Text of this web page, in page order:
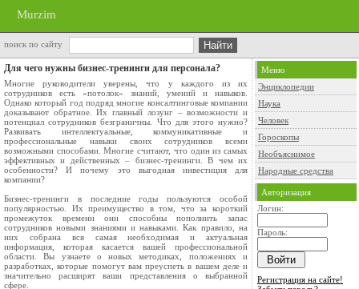
Murzim
поиск по сайту
Для чего нужны бизнес-тренинги для персонала?
Многие руководители уверены, что у каждого из их
сотрудников есть «потолок» знаний, умений и навыков.
Однако который год подряд многие консалтинговые компании
доказывают обратное. Их главный лозунг – возможности и
потенциал сотрудников безграничны. Что для этого нужно?
Развивать интеллектуальные, коммуникативные и
профессиональные навыки своих сотрудников всеми
возможными способами. Многие считают, что один из самых
эффективных и действенных – бизнес-тренинги. В чем их
особенности? И почему это выгодная инвестиция для
компании?
Бизнес-тренинги в последние годы пользуются особой
популярностью. Их преимущество в том, что за короткий
промежуток времени они способны пополнить запас
сотрудников новыми знаниями и навыками. Как правило, на
них собрана вся самая необходимая и актуальная
информация, которая касается вашей профессиональной
области. Вы узнаете о новых методиках, положениях и
разработках, которые помогут вам преуспеть в вашем деле и
значительно расширят ваши представления о выбранной
сфере.
Меню
Энциклопедии
Наука
Человек
Гороскопы
Необъяснимое
Народные средства
Авторизация
Логин:
Пароль:
Регистрация на сайте!